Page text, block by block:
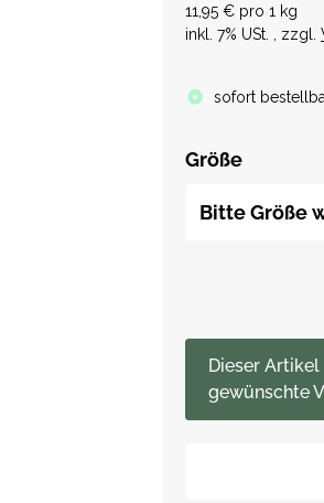
11,95 € pro 1 kg
inkl. 7% USt. , zzgl.
sofort
Größe
Bitte Größe
x
Dieser
gewünschte